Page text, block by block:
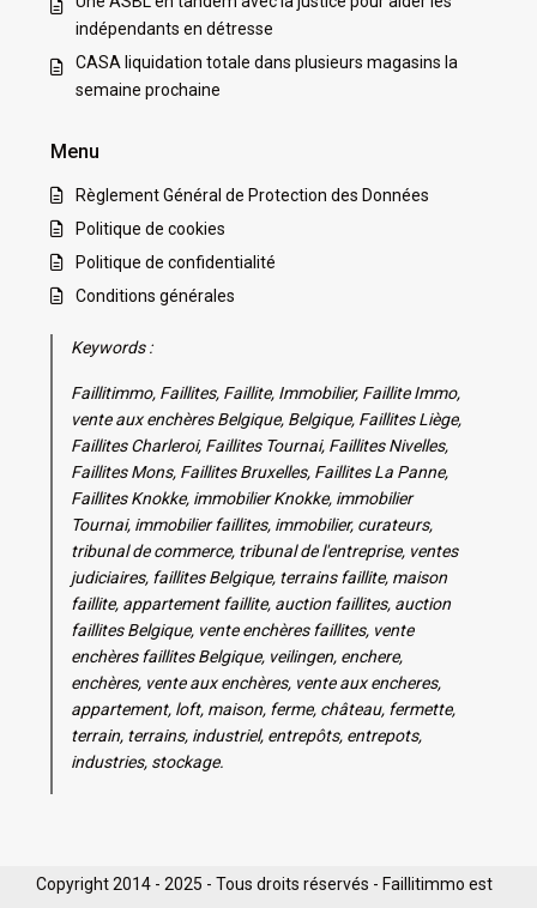
indépendants en détresse
CASA liquidation totale dans plusieurs magasins la
semaine prochaine
Menu
Règlement Général de Protection des Données
Politique de cookies
Politique de confidentialité
Conditions générales
Keywords :
Faillitimmo, Faillites, Faillite, Immobilier, Faillite Immo,
vente aux enchères Belgique, Belgique, Faillites Liège,
Faillites Charleroi, Faillites Tournai, Faillites Nivelles,
Faillites Mons, Faillites Bruxelles, Faillites La Panne,
Faillites Knokke, immobilier Knokke, immobilier
Tournai, immobilier faillites, immobilier, curateurs,
tribunal de commerce, tribunal de l'entreprise, ventes
judiciaires, faillites Belgique, terrains faillite, maison
faillite, appartement faillite, auction faillites, auction
faillites Belgique, vente enchères faillites, vente
enchères faillites Belgique, veilingen, enchere,
enchères, vente aux enchères, vente aux encheres,
appartement, loft, maison, ferme, château, fermette,
terrain, terrains, industriel, entrepôts, entrepots,
industries, stockage.
Copyright 2014 - 2025 - Tous droits réservés - Faillitimmo est